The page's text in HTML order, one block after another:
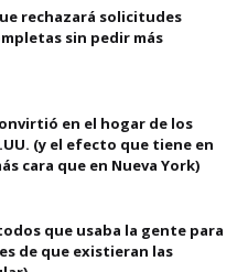
rechazará solicitudes
sin pedir más
en el hogar de los
(y el efecto que tiene en
cara que en Nueva York)
que usaba la gente para
de que existieran las